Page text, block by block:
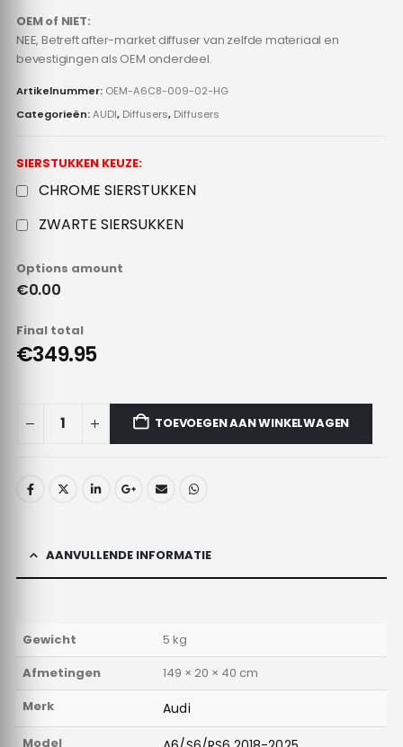
OEM of NIET:
NEE, Betreft after-market diffuser van zelfde materiaal en
bevestigingen als OEM onderdeel.
Artikelnummer: OEM-A6C8-009-02-HG
Categorieën:AUDI, Diffusers, Diffusers
SIERSTUKKEN KEUZE:
CHROME SIERSTUKKEN
ZWARTE SIERSUKKEN
Options amount
€0.00
Final total
€349.95
TOEVOEGEN AAN WINKELWAGEN
AANVULLENDE INFORMATIE
Gewicht
5 kg
Afmetingen
149 × 20 × 40 cm
Merk
Audi
Model